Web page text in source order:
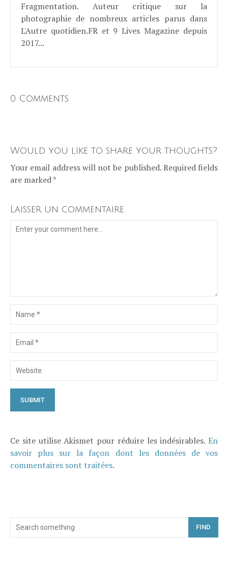
Fragmentation. Auteur critique sur la
photographie de nombreux articles parus dans
L'Autre quotidien.FR et 9 Lives Magazine depuis
2017...
0 Comments
Would you like to share your thoughts?
Your email address will not be published. Required fields
are marked *
Laisser un commentaire
Ce site utilise Akismet pour réduire les indésirables. En
savoir plus sur la façon dont les données de vos
commentaires sont traitées.
FIND